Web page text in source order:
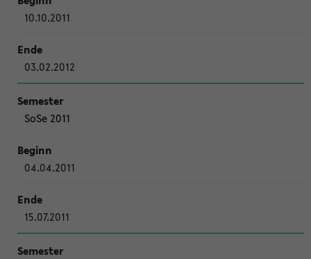
10.10.2011
03.02.2012
SoSe 2011
04.04.2011
15.07.2011